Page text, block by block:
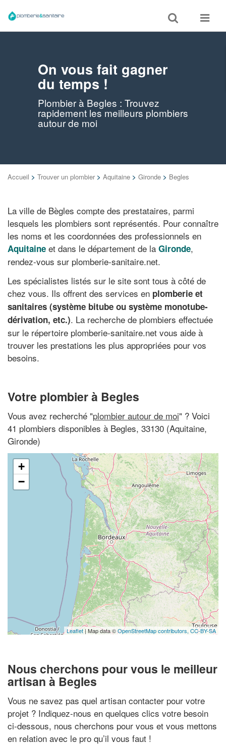
Toggle
search
Toggle
On vous fait gagner
du temps !
Plombier à Begles : Trouvez
rapidement les meilleurs plombiers
autour de moi
Accueil > Trouver un plombier > Aquitaine > Gironde > Begles
La ville de Bègles compte des prestataires, parmi
lesquels les plombiers sont représentés. Pour connaître
les noms et les coordonnées des professionnels en
Aquitaine et dans le département de la Gironde,
rendez-vous sur plomberie-sanitaire.net.
Les spécialistes listés sur le site sont tous à côté de
chez vous. Ils offrent des services en plomberie et
sanitaires (système bitube ou système monotube-
dérivation, etc.). La recherche de plombiers effectuée
sur le répertoire plomberie-sanitaire.net vous aide à
trouver les prestations les plus appropriées pour vos
besoins.
Votre plombier à Begles
Vous avez recherché "plombier autour de moi" ? Voici
41 plombiers disponibles à Begles, 33130 (Aquitaine,
Gironde)
+
−
Leaflet | Map data ©OpenStreetMap contributors, CC-BY-SA
Nous cherchons pour vous le meilleur
artisan à Begles
Vous ne savez pas quel artisan contacter pour votre
projet ? Indiquez-nous en quelques clics votre besoin
ci-dessous, nous cherchons pour vous et vous mettons
en relation avec le pro qu’il vous faut !